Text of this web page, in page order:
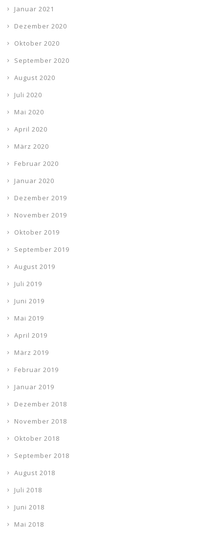
Januar 2021
Dezember 2020
Oktober 2020
September 2020
August 2020
Juli 2020
Mai 2020
April 2020
März 2020
Februar 2020
Januar 2020
Dezember 2019
November 2019
Oktober 2019
September 2019
August 2019
Juli 2019
Juni 2019
Mai 2019
April 2019
März 2019
Februar 2019
Januar 2019
Dezember 2018
November 2018
Oktober 2018
September 2018
August 2018
Juli 2018
Juni 2018
Mai 2018